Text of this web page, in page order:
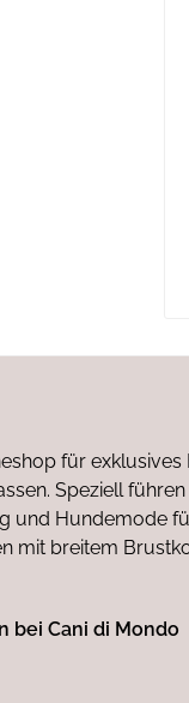
für
Speziell
und Hundemode
mit breitem
bei Cani di Mondo